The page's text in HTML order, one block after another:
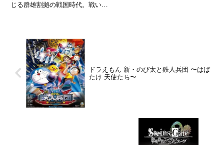
じる群雄割拠の戦国時代。戦いの
た武将たちの争いの場となる。ヤ
スケは、謎の力を持つ少女...
ドラえもん 新・のび太と鉄人兵団 〜はば
たけ 天使たち〜